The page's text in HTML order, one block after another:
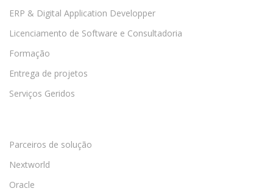
ERP & Digital Application Developper
Licenciamento de Software e Consultadoria
Formação
Entrega de projetos
Serviços Geridos
Parceiros de solução
Nextworld
Oracle